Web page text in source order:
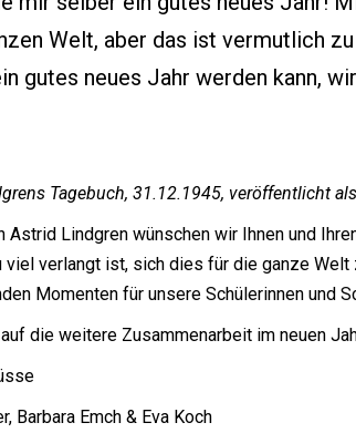
Welt, aber das ist vermutlich
gutes neues Jahr werden kann,
Tagebuch, 31.12.1945, veröffentlicht
Astrid Lindgren wünschen wir Ihnen und
verlangt ist, sich dies für die ganze
Momenten für unsere Schülerinnen und
die weitere Zusammenarbeit im neuen
Barbara Emch & Eva Koch